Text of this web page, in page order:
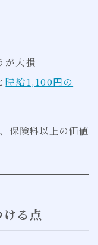
が大損
時給1,100円の
保険料以上の価値
る点